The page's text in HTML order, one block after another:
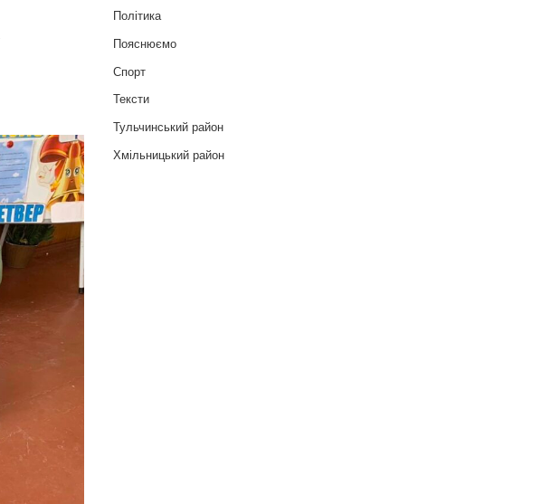
Політика
Пояснюємо
Спорт
Тексти
Тульчинський район
Хмільницький район